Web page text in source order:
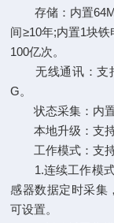
存储：内置64M
间≥10年;内置1块
100亿次。
无线通讯：支持
G。
状态采集：内置
本地升级：支持
工作模式：支持
1.连续工作模式
感器数据定时采集
可设置。